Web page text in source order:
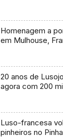
Homenagem a
em Mulhouse,
20 anos de
agora com 200
Luso-francesa
pinheiros no